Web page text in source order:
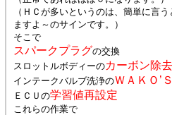
（ＨＣが多いというのは、簡単に言
ますよ～のサインです。）
そこで
スパークプラグの交換
スロットルボディーのカーボン除去
インテークバルブ洗浄のＷＡＫＯ’
ＥＣＵの学習値再設定
これらの作業で